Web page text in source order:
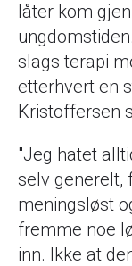
låter kom
slags terapi
etterhvert en
Kristoffersen
"Jeg hatet
selv generelt,
meningsløst
fremme noe
inn. Ikke at